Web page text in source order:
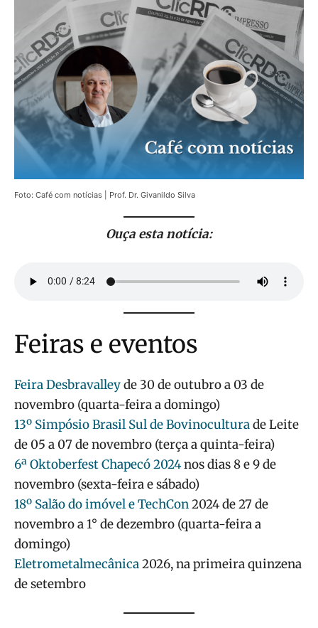
Foto: Café com notícias | Prof. Dr. Givanildo Silva
Ouça esta notícia:
Feiras e eventos
Feira Desbravalleyde 30 de outubro a 03 de
novembro (quarta-feira a domingo)
13º Simpósio Brasil Sul de Bovinoculturade Leite
de 05 a 07 de novembro (terça a quinta-feira)
6ª Oktoberfest Chapecó 2024nos dias 8 e 9 de
novembro (sexta-feira e sábado)
18º Salão do imóvel e TechCon2024 de 27 de
novembro a 1° de dezembro (quarta-feira a
domingo)
Eletrometalmecânica2026, na primeira quinzena
de setembro